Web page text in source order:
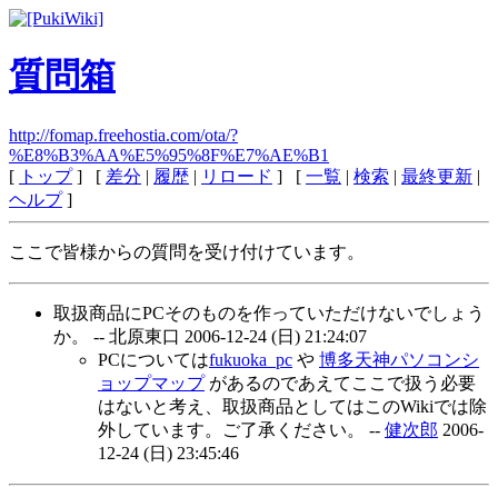
質問箱
http://fomap.freehostia.com/ota/?
%E8%B3%AA%E5%95%8F%E7%AE%B1
[ トップ] [ 差分 | 履歴 | リロード ] [ 一覧 | 検索 | 最終更新 |
ヘルプ]
ここで皆様からの質問を受け付けています。
取扱商品にPCそのものを作っていただけないでしょう
か。 -- 北原東口 2006-12-24 (日) 21:24:07
PCについてはfukuoka_pc や 博多天神パソコンシ
ョップマップがあるのであえてここで扱う必要
はないと考え、取扱商品としてはこのWikiでは除
外しています。ご了承ください。 -- 健次郎 2006-
12-24 (日) 23:45:46